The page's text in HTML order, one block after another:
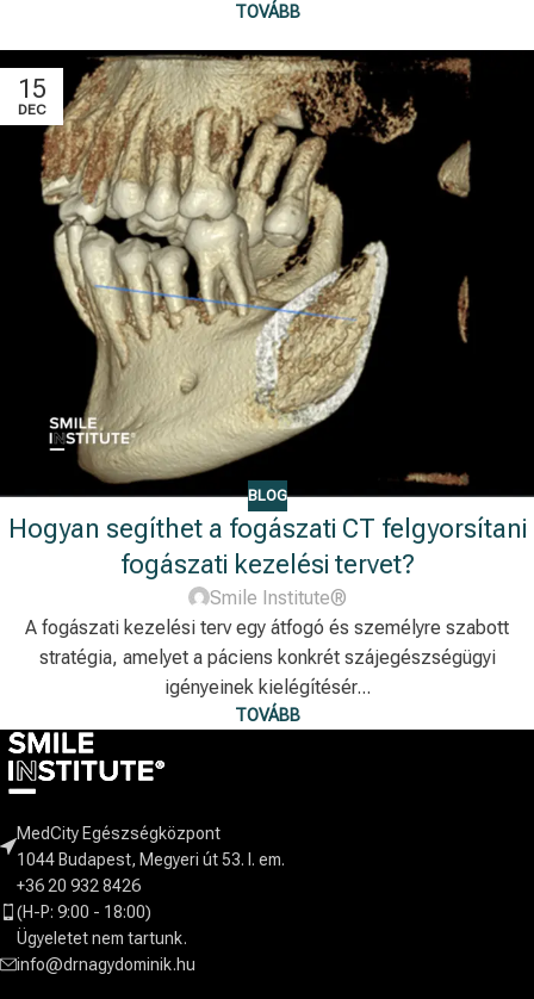
TOVÁBB
15
DEC
BLOG
Hogyan segíthet a fogászati CT felgyorsítani
fogászati ​​kezelési tervet?
Smile Institute®
A fogászati kezelési terv egy átfogó és személyre szabott
stratégia, amelyet a páciens konkrét szájegészségügyi
igényeinek kielégítésér...
TOVÁBB
MedCity Egészségközpont
1044 Budapest, Megyeri út 53. I. em.
+36 20 932 8426
(H-P: 9:00 - 18:00)
Ügyeletet nem tartunk.
info@drnagydominik.hu